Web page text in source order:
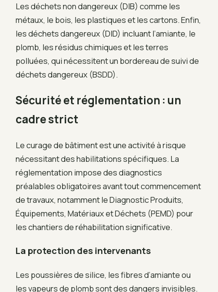
Les déchets non dangereux (DIB) comme les
métaux, le bois, les plastiques et les cartons. Enfin,
les déchets dangereux (DID) incluant l’amiante, le
plomb, les résidus chimiques et les terres
polluées, qui nécessitent un bordereau de suivi de
déchets dangereux (BSDD).
Sécurité et réglementation : un
cadre strict
Le curage de bâtiment est une activité à risque
nécessitant des habilitations spécifiques. La
réglementation impose des diagnostics
préalables obligatoires avant tout commencement
de travaux, notamment le Diagnostic Produits,
Équipements, Matériaux et Déchets (PEMD) pour
les chantiers de réhabilitation significative.
La protection des intervenants
Les poussières de silice, les fibres d’amiante ou
les vapeurs de plomb sont des dangers invisibles.